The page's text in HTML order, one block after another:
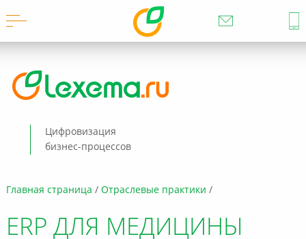
Главная страница Отраслевые практики
ERP ДЛЯ МЕДИЦИНЫ
Цифровизация
бизнес-процессов